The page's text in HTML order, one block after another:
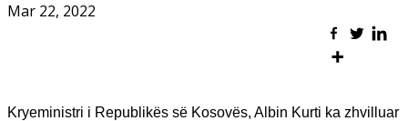
Mar 22, 2022
Kryeministri i Republikës së Kosovës, Albin Kurti ka zhvilluar